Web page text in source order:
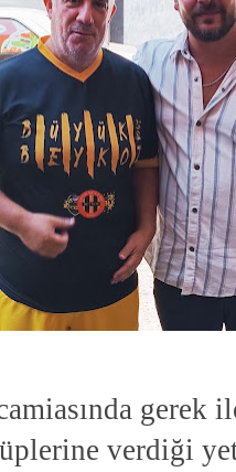
gerek
verdiği